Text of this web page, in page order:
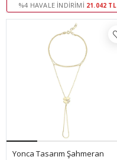
%4 HAVALE İNDIRIMI 21.042 TL
Yonca Tasarım Şahmeran